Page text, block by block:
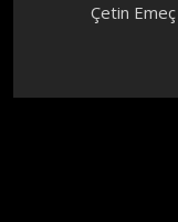
Çetin